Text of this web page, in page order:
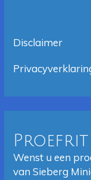
Disclaimer
Proefrit
Wenst u een
van Sieberg